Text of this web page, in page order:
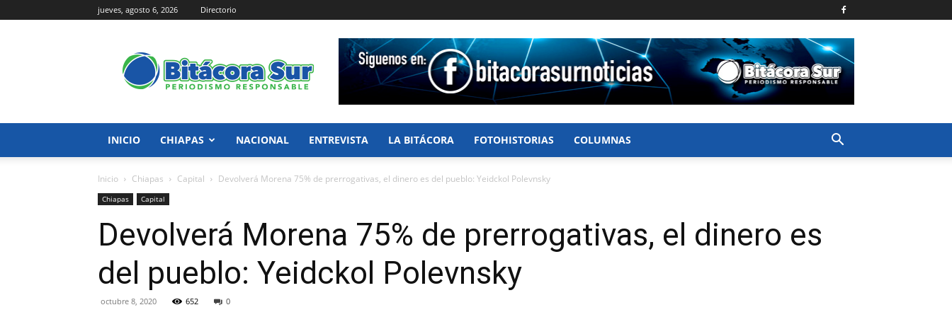
jueves, agosto 6, 2026 Directorio
Sur
INICIO CHIAPAS NACIONAL ENTREVISTA LA BITÁCORA FOTOHISTORIAS COLUMNAS
Inicio Chiapas Capital Devolverá Morena 75% de prerrogativas, el dinero es del pueblo: Yeidckol Polevnsky
Chiapas Capital
Devolverá Morena 75% de prerrogativas, el dinero es
del pueblo: Yeidckol Polevnsky
octubre 8, 2020 652 0